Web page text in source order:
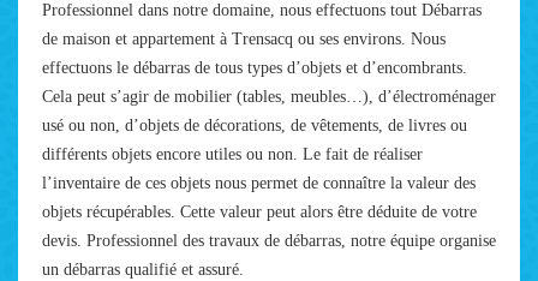
Professionnel dans notre domaine, nous effectuons tout Débarras
de maison et appartement à Trensacq ou ses environs. Nous
effectuons le débarras de tous types d’objets et d’encombrants.
Cela peut s’agir de mobilier (tables, meubles…), d’électroménager
usé ou non, d’objets de décorations, de vêtements, de livres ou
différents objets encore utiles ou non. Le fait de réaliser
l’inventaire de ces objets nous permet de connaître la valeur des
objets récupérables. Cette valeur peut alors être déduite de votre
devis. Professionnel des travaux de débarras, notre équipe organise
un débarras qualifié et assuré.